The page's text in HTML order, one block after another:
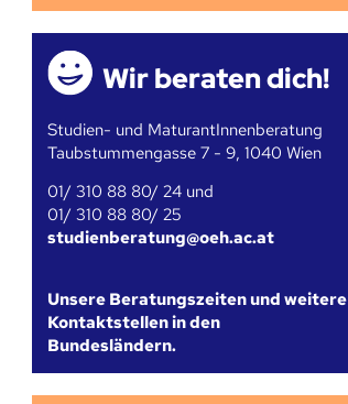
Wir beraten dich!
Studien- und MaturantInnenberatung
Taubstummengasse 7 - 9, 1040 Wien
01/ 310 88 80/ 24 und
01/ 310 88 80/ 25
studienberatung@oeh.ac.at
Unsere Beratungszeiten und weitere
Kontaktstellen in den
Bundesländern.